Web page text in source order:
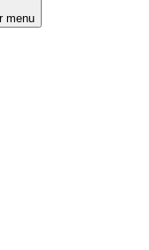
menu